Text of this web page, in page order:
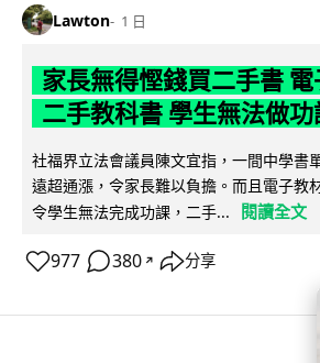
Lawton 1 日
家長無得慳錢買二手書
二手教科書 學生無法做功
社福界立法會議員陳文宜指，一間中學書
遠超通漲，令家長難以負擔。而且電子教
令學生無法完成功課，二手...
閱讀全文
977 380 ↗ 分享